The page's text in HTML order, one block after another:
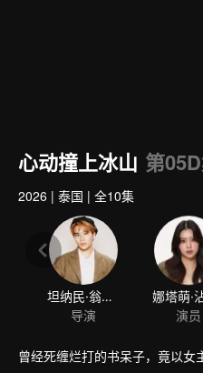
心动撞上冰山 第
2026 | 泰国 | 全10集
坦纳民·翁斯坤帕
导演
演员
曾经死缠烂打的书呆子，竟以女